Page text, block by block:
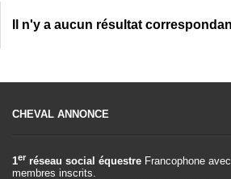
Il n'y a aucun résultat
CHEVAL ANNONCE
1er réseau social équestre Francophone
membres inscrits.